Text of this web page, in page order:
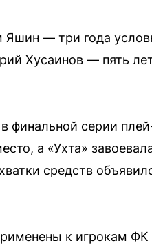
— три года
Хусаинов — пять
серии
а «Ухта»
средств
к игрокам